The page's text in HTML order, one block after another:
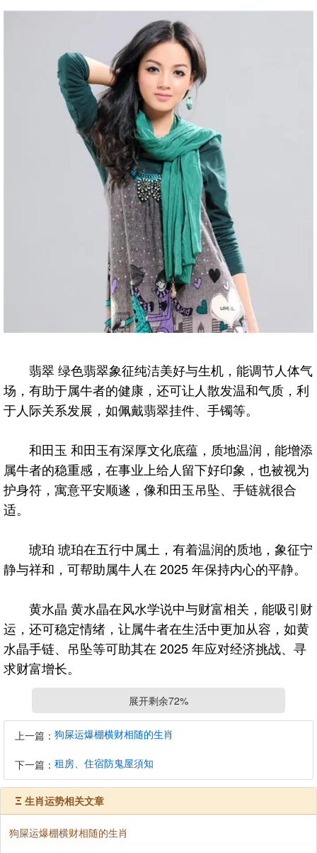
翡翠 绿色翡翠象征纯洁美好与生机，能调节人体气
场，有助于属牛者的健康，还可让人散发温和气质，利
于人际关系发展，如佩戴翡翠挂件、手镯等。
和田玉 和田玉有深厚文化底蕴，质地温润，能增添
属牛者的稳重感，在事业上给人留下好印象，也被视为
护身符，寓意平安顺遂，像和田玉吊坠、手链就很合
适。
琥珀 琥珀在五行中属土，有着温润的质地，象征宁
静与祥和，可帮助属牛人在 2025 年保持内心的平静。
黄水晶 黄水晶在风水学说中与财富相关，能吸引财
运，还可稳定情绪，让属牛者在生活中更加从容，如黄
水晶手链、吊坠等可助其在 2025 年应对经济挑战、寻
求财富增长。
黑曜石 黑曜石有强大的辟邪化煞功效，能帮助属牛
者抵御外界不良因素干扰，化解工作等环境中的负面能
量，使其保持内心平静和良好状态，可选择黑曜石手
链、本命佛等饰品。
粉水晶 粉色是属牛人 2025 年的幸运色，粉水晶手
链能提高属牛人的人际关系，增强个人魅力，提升桃花
展开剩余72%
上一篇： 狗屎运爆棚横财相随的生肖
下一篇： 租房、住宿防鬼屋須知
Ξ 生肖运势相关文章
狗屎运爆棚横财相随的生肖